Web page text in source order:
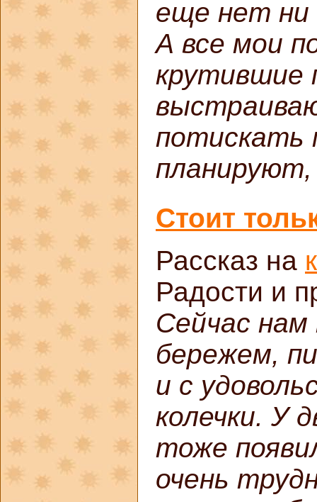
еще нет ни
А все мои
крутившие
потискать
планируют,
Стоит
Рассказ на
Радости и
Сейчас нам
бережем,
и с
колечки. У
тоже
очень